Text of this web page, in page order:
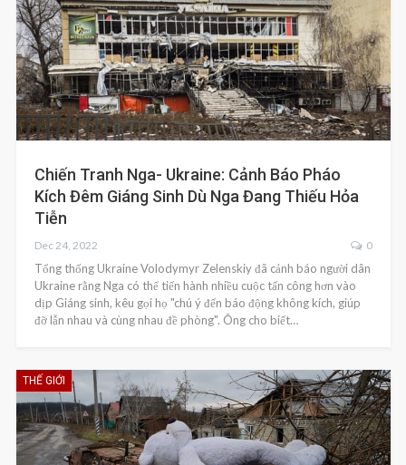
Chiến Tranh Nga- Ukraine: Cảnh Báo Pháo
Kích Đêm Giáng Sinh Dù Nga Đang Thiếu Hỏa
Tiễn
Dec 24, 2022 0
Tổng thống Ukraine Volodymyr Zelenskiy đã cảnh báo người dân
Ukraine rằng Nga có thể tiến hành nhiều cuộc tấn công hơn vào
dịp Giáng sinh, kêu gọi họ "chú ý đến báo động không kích, giúp
đỡ lẫn nhau và cùng nhau đề phòng". Ông cho biết…
THẾ GIỚI